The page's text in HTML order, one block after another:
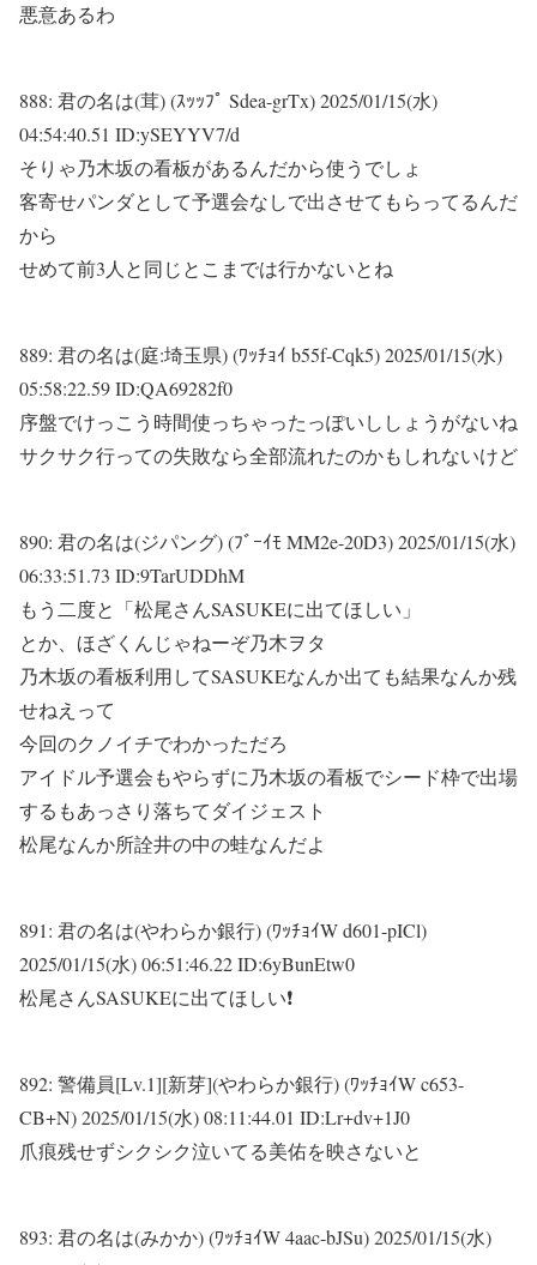
悪意あるわ
888: 君の名は(茸) (ｽｯｯﾌﾟ Sdea-grTx)2025/01/15(水)
04:54:40.51 ID:ySEYYV7/d
そりゃ乃木坂の看板があるんだから使うでしょ
客寄せパンダとして予選会なしで出させてもらってるんだ
から
せめて前3人と同じとこまでは行かないとね
889: 君の名は(庭:埼玉県) (ﾜｯﾁｮｲ b55f-Cqk5)2025/01/15(水)
05:58:22.59 ID:QA69282f0
序盤でけっこう時間使っちゃったっぽいししょうがないね
サクサク行っての失敗なら全部流れたのかもしれないけど
890: 君の名は(ジパング) (ﾌﾞｰｲﾓ MM2e-20D3)2025/01/15(水)
06:33:51.73 ID:9TarUDDhM
もう二度と「松尾さんSASUKEに出てほしい」
とか、ほざくんじゃねーぞ乃木ヲタ
乃木坂の看板利用してSASUKEなんか出ても結果なんか残
せねえって
今回のクノイチでわかっただろ
アイドル予選会もやらずに乃木坂の看板でシード枠で出場
するもあっさり落ちてダイジェスト
松尾なんか所詮井の中の蛙なんだよ
891: 君の名は(やわらか銀行) (ﾜｯﾁｮｲW d601-pICl)
2025/01/15(水) 06:51:46.22 ID:6yBunEtw0
松尾さんSASUKEに出てほしい❗
892: 警備員[Lv.1][新芽](やわらか銀行) (ﾜｯﾁｮｲW c653-
CB+N)2025/01/15(水) 08:11:44.01 ID:Lr+dv+1J0
爪痕残せずシクシク泣いてる美佑を映さないと
893: 君の名は(みかか) (ﾜｯﾁｮｲW 4aac-bJSu)2025/01/15(水)